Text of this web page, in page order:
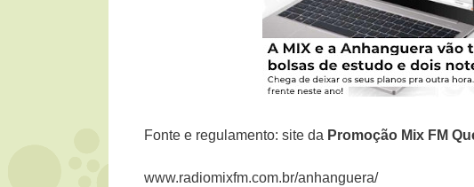
Fonte e regulamento: site da Promoção Mix FM
www.radiomixfm.com.br/anhanguera/